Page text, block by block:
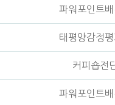
파워포인트
태평양감정
커피숍전
파워포인트